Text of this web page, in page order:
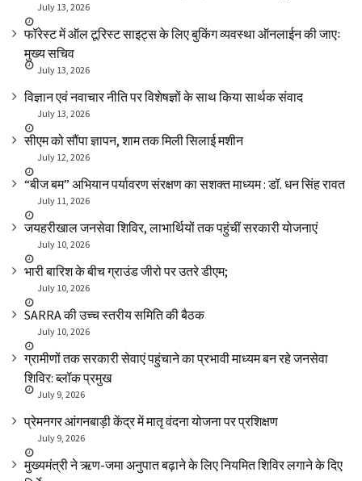
July 13, 2026
फॉरेस्ट में ऑल टूरिस्ट साइट्स के लिए बुकिंग व्यवस्था ऑनलाईन की जाएः
मुख्य सचिव
July 13, 2026
विज्ञान एवं नवाचार नीति पर विशेषज्ञों के साथ किया सार्थक संवाद
July 13, 2026
सीएम को सौंपा ज्ञापन, शाम तक मिली सिलाई मशीन
July 12, 2026
“बीज बम” अभियान पर्यावरण संरक्षण का सशक्त माध्यम : डॉ. धन सिंह रावत
July 11, 2026
जयहरीखाल जनसेवा शिविर, लाभार्थियों तक पहुंचीं सरकारी योजनाएं
July 10, 2026
भारी बारिश के बीच ग्राउंड जीरो पर उतरे डीएम;
July 10, 2026
SARRA की उच्च स्तरीय समिति की बैठक
July 10, 2026
ग्रामीणों तक सरकारी सेवाएं पहुंचाने का प्रभावी माध्यम बन रहे जनसेवा
शिविर: ब्लॉक प्रमुख
July 9, 2026
प्रेमनगर आंगनबाड़ी केंद्र में मातृ वंदना योजना पर प्रशिक्षण
July 9, 2026
मुख्यमंत्री ने ऋण-जमा अनुपात बढ़ाने के लिए नियमित शिविर लगाने के दिए